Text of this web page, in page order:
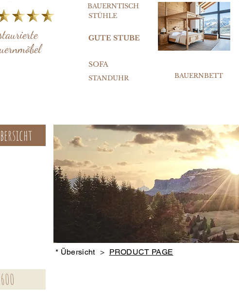
BAUERNTISCH
STÜHLE
GUTE STUBE
SOFA
STANDUHR BAUERNBETT
* Übersicht > PRODUCT PAGE